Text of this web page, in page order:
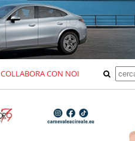
COLLABORA CON NOI